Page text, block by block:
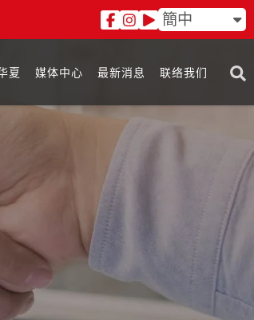
簡中
夏 媒体中心 最新消息 联络我们